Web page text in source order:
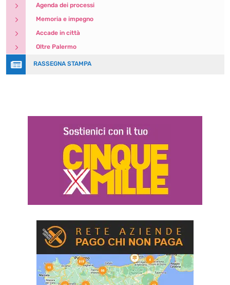
5 Agenda dei processi
5 Memoria e impegno
5 Accade in città
5 Oltre Palermo
 RASSEGNA STAMPA